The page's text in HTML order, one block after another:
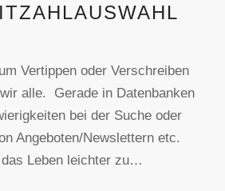
Vertippen oder Verschreiben
alle. Gerade in Datenbanken
bei der Suche oder
Angeboten/Newslettern etc.
Leben leichter zu…